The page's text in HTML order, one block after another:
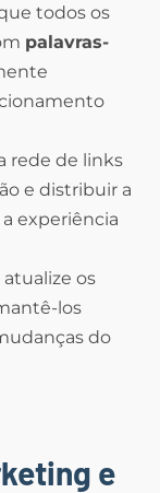
todos os
palavras-
rede de links
e distribuir a
experiência
atualize os
los
do
e